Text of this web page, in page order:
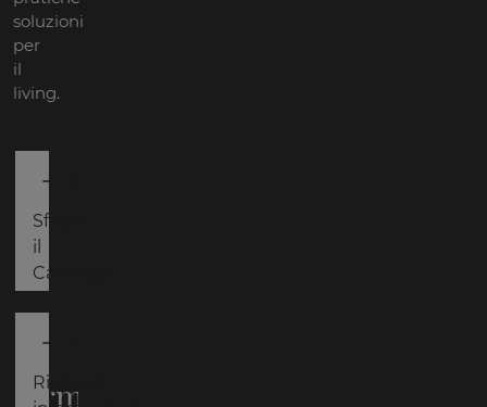
Karma
soluzioni
per
il
living.
Sfoglia
il
Catalogo
Richiedi